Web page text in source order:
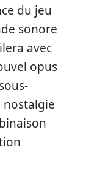
du jeu
sonore
avec
opus
nostalgie